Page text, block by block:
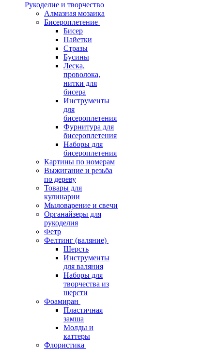
Рукоделие и творчество
Алмазная мозаика
Бисероплетение
Бисер
Пайетки
Стразы
Бусины
Леска,
проволока,
нитки для
бисера
Инструменты
для
бисероплетения
Фурнитура для
бисероплетения
Наборы для
бисероплетения
Картины по номерам
Выжигание и резьба
по дереву
Товары для
кулинарии
Мыловарение и свечи
Органайзеры для
рукоделия
Фетр
Фелтинг (валяние)
Шерсть
Инструменты
для валяния
Наборы для
творчества из
шерсти
Фоамиран
Пластичная
замша
Молды и
каттеры
Флористика